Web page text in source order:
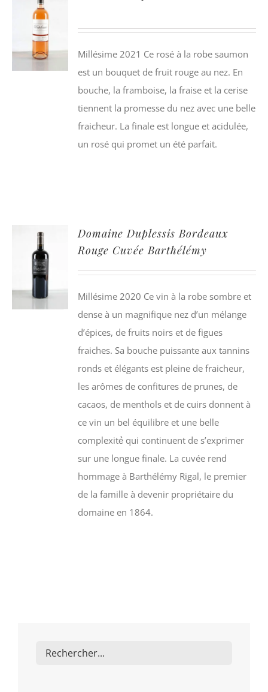
Millésime 2021 Ce rosé à la robe saumon
est un bouquet de fruit rouge au nez. En
bouche, la framboise, la fraise et la cerise
tiennent la promesse du nez avec une belle
fraicheur. La finale est longue et acidulée,
un rosé qui promet un été parfait.
Domaine Duplessis Bordeaux
Rouge Cuvée Barthélémy
Millésime 2020 Ce vin à la robe sombre et
dense à un magnifique nez d’un mélange
d’épices, de fruits noirs et de figues
fraiches. Sa bouche puissante aux tannins
ronds et élégants est pleine de fraicheur,
les arômes de confitures de prunes, de
cacaos, de menthols et de cuirs donnent à
ce vin un bel équilibre et une belle
complexité́ qui continuent de s’exprimer
sur une longue finale. La cuvée rend
hommage à Barthélémy Rigal, le premier
de la famille à devenir propriétaire du
domaine en 1864.